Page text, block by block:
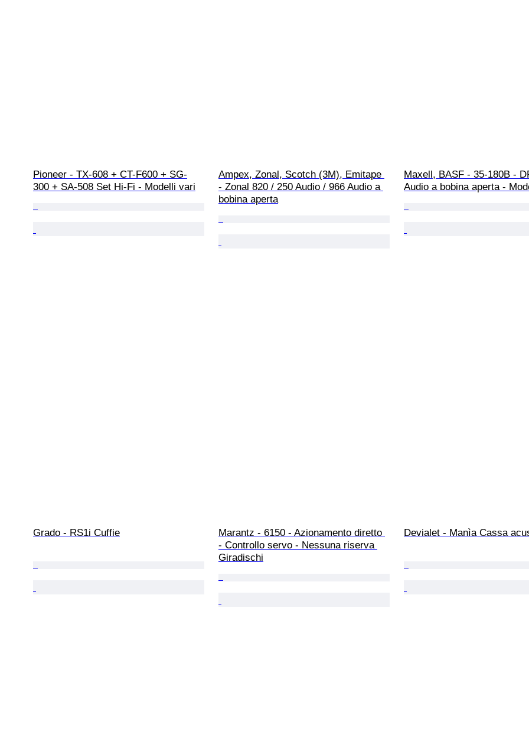
Pioneer - TX-608 + CT-F600 + SG-
300 + SA-508 Set Hi-Fi - Modelli vari
Ampex, Zonal, Scotch (3M), Emitape
- Zonal 820 / 250 Audio / 966 Audio a
bobina aperta
Maxell, BASF - 35-180B -
Audio a bobina aperta -
Grado - RS1i Cuffie
Marantz - 6150 - Azionamento diretto
- Controllo servo - Nessuna riserva
Giradischi
Devialet - Manìa Cassa